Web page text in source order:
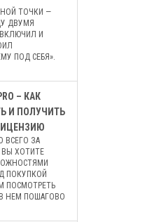
ТОЧКИ —
ДВУМЯ
И
ПОД СЕБЯ».
– КАК
И ПОЛУЧИТЬ
ВСЕГО ЗА
ХОТИТЕ
ПОКУПКОЙ
ПОСМОТРЕТЬ
НЕМ ПОШАГОВО